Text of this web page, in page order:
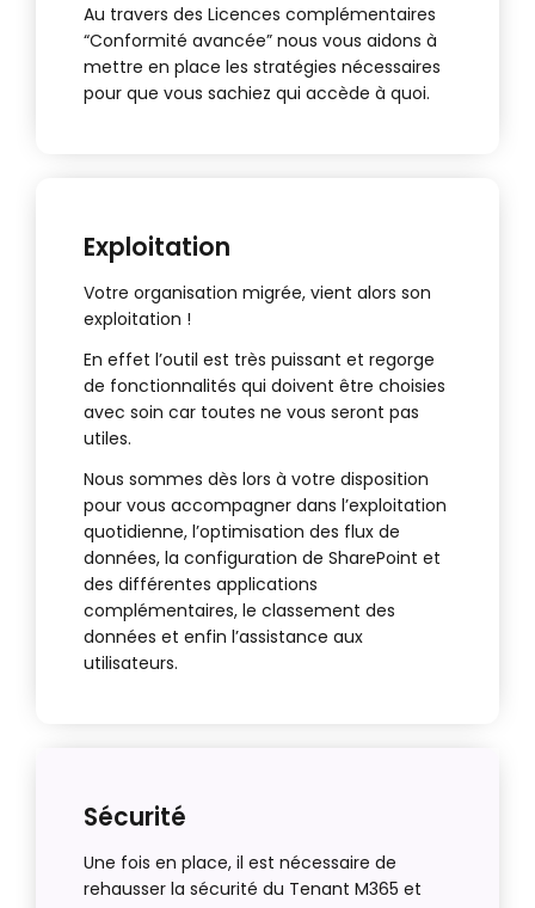
Au travers des Licences complémentaires
“Conformité avancée” nous vous aidons à
mettre en place les stratégies nécessaires
pour que vous sachiez qui accède à quoi.
Exploitation
Votre organisation migrée, vient alors son
exploitation !
En effet l’outil est très puissant et regorge
de fonctionnalités qui doivent être choisies
avec soin car toutes ne vous seront pas
utiles.
Nous sommes dès lors à votre disposition
pour vous accompagner dans l’exploitation
quotidienne, l’optimisation des flux de
données, la configuration de SharePoint et
des différentes applications
complémentaires, le classement des
données et enfin l’assistance aux
utilisateurs.
Sécurité
Une fois en place, il est nécessaire de
rehausser la sécurité du Tenant M365 et